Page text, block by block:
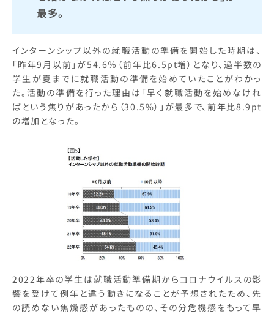
最多。
インターンシップ以外の就職活動の準備を開始した時期は、
「昨年9月以前」が54.6％（前年比6.5pt増）となり、過半数の
学生が夏までに就職活動の準備を始めていたことがわかっ
た。活動の準備を行った理由は「早く就職活動を始めなけれ
ばという焦りがあったから（30.5%）」が最多で、前年比8.9pt
の増加となった。
2022年卒の学生は就職活動準備期からコロナウイルスの影
響を受けて例年と違う動きになることが予想されたため、先
の読めない焦燥感があったものの、その分危機感をもって早